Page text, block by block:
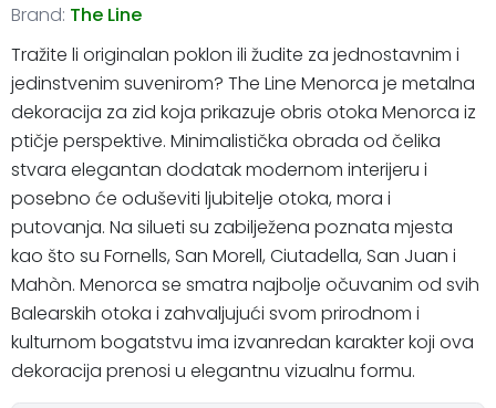
Brand: The Line
Tražite li originalan poklon ili žudite za jednostavnim i
jedinstvenim suvenirom? The Line Menorca je metalna
dekoracija za zid koja prikazuje obris otoka Menorca iz
ptičje perspektive. Minimalistička obrada od čelika
stvara elegantan dodatak modernom interijeru i
posebno će oduševiti ljubitelje otoka, mora i
putovanja. Na silueti su zabilježena poznata mjesta
kao što su Fornells, San Morell, Ciutadella, San Juan i
Mahòn. Menorca se smatra najbolje očuvanim od svih
Balearskih otoka i zahvaljujući svom prirodnom i
kulturnom bogatstvu ima izvanredan karakter koji ova
dekoracija prenosi u elegantnu vizualnu formu.